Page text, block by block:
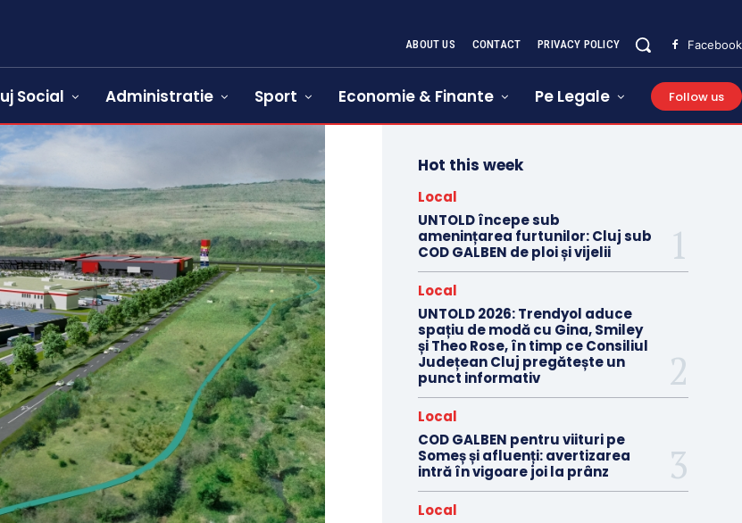
ABOUT US CONTACT PRIVACY POLICY Facebook
Social Administratie Sport Economie & Finante Pe Legale Follow us
Hot this week
Local
UNTOLD începe sub
amenințarea furtunilor: Cluj sub
COD GALBEN de ploi și vijelii
Local
UNTOLD 2026: Trendyol aduce
spațiu de modă cu Gina, Smiley
și Theo Rose, în timp ce Consiliul
Județean Cluj pregătește un
punct informativ
Local
COD GALBEN pentru viituri pe
Someș și afluenți: avertizarea
intră în vigoare joi la prânz
Local